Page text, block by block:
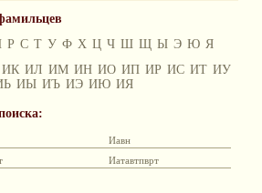
Р С Т У Ф Х Ц Ч Ш Щ Ы Э Ю Я
ИК ИЛ ИМ ИН ИО ИП ИР ИС ИТ ИУ
ИЫ ИЪ ИЭ ИЮ ИЯ
Иавн
Иатавтпврт